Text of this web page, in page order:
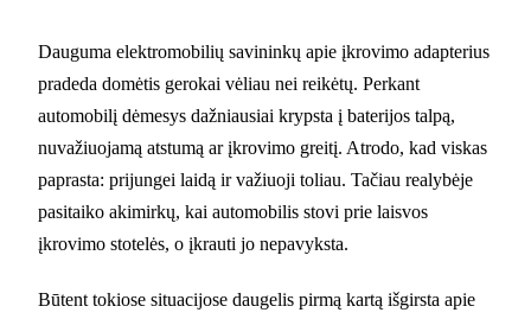
Dauguma elektromobilių savininkų apie įkrovimo adapterius
pradeda domėtis gerokai vėliau nei reikėtų. Perkant
automobilį dėmesys dažniausiai krypsta į baterijos talpą,
nuvažiuojamą atstumą ar įkrovimo greitį. Atrodo, kad viskas
paprasta: prijungei laidą ir važiuoji toliau. Tačiau realybėje
pasitaiko akimirkų, kai automobilis stovi prie laisvos
įkrovimo stotelės, o įkrauti jo nepavyksta.
Būtent tokiose situacijose daugelis pirmą kartą išgirsta apie